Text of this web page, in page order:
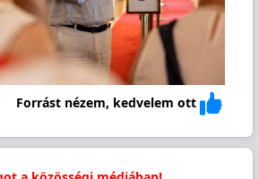
Forrást nézem, kedvelem ott